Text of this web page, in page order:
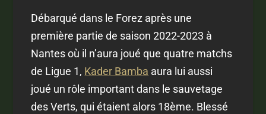
Débarqué dans le Forez après une
première partie de saison 2022-2023 à
Nantes où il n’aura joué que quatre matchs
de Ligue 1, Kader Bamba aura lui aussi
joué un rôle important dans le sauvetage
des Verts, qui étaient alors 18ème. Blessé